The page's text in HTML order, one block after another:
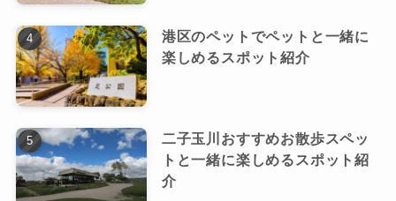
港区のペットでペットと一緒に
楽しめるスポット紹介
二子玉川おすすめお散歩スペッ
トと一緒に楽しめるスポット紹
介